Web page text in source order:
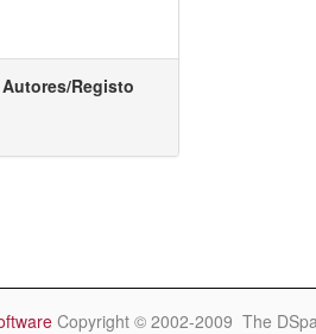
Autores/Registo
Copyright © 2002-2009 The